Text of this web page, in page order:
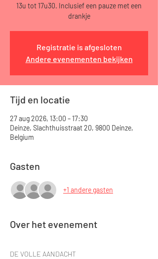
13u tot 17u30. Inclusief een pauze met een
drankje
Registratie is afgesloten
Andere evenementen bekijken
Tijd en locatie
27 aug 2026, 13:00 – 17:30
Deinze, Slachthuisstraat 20, 9800 Deinze,
Belgium
Gasten
+1 andere gasten
Over het evenement
DE VOLLE AANDACHT